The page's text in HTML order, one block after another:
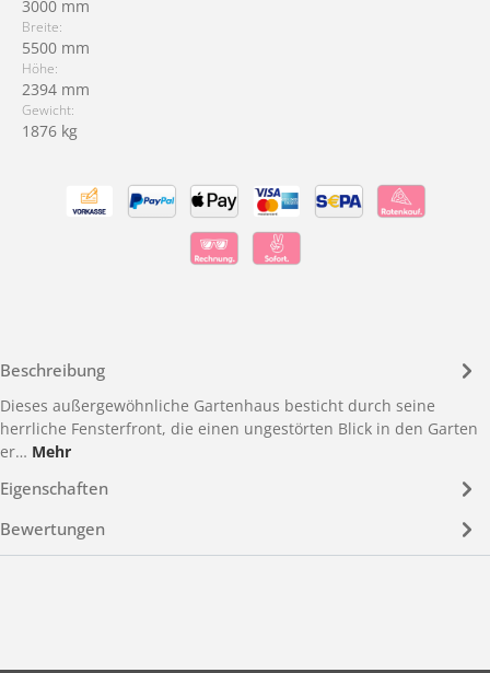
3000 mm
Breite:
5500 mm
Höhe:
2394 mm
Gewicht:
1876 kg
Beschreibung
Dieses außergewöhnliche Gartenhaus besticht durch seine
herrliche Fensterfront, die einen ungestörten Blick in den Garten
er… Mehr
Eigenschaften
Bewertungen